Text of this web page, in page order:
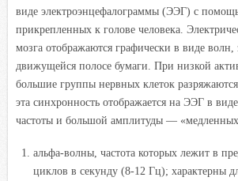
виде электроэнцефалограммы (ЭЭГ) с
прикрепленных к голове человека.
мозга отображаются графически в виде
движущейся полосе бумаги. При низкой
большие группы нервных клеток
эта синхронность отображается на ЭЭГ в
частоты и большой амплитуды —
альфа-волны, частота которых лежит в
циклов в секунду (8-12 Гц); характерны